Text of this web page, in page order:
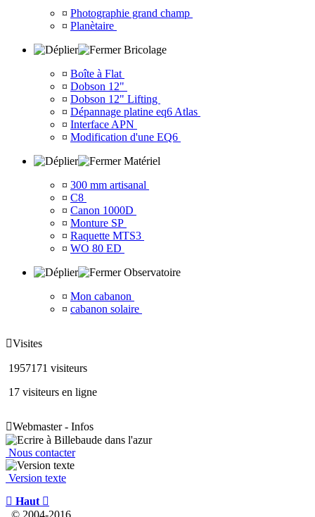
¤ Photographie grand champ
¤ Planètaire
Bricolage
¤ Boîte à Flat
¤ Dobson 12"
¤ Dobson 12" Lifting
¤ Dépannage platine eq6 Atlas
¤ Interface APN
¤ Modification d'une EQ6
Matériel
¤ 300 mm artisanal
¤ C8
¤ Canon 1000D
¤ Monture SP
¤ Raquette MTS3
¤ WO 80 ED
Observatoire
¤ Mon cabanon
¤ cabanon solaire
Visites
1957171 visiteurs
17 visiteurs en ligne
Webmaster - Infos
Nous contacter
Version texte
 Haut 
© 2004-2016